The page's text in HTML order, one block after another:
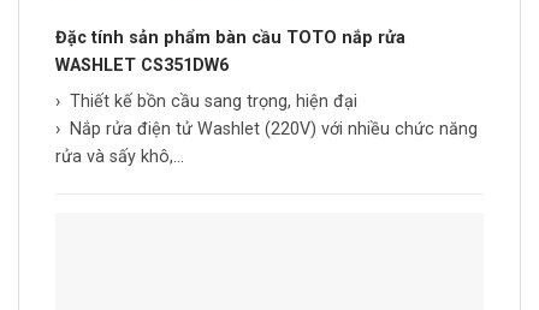
Đặc tính sản phẩm bàn cầu TOTO nắp rửa
WASHLET CS351DW6
​› Thiết kế bồn cầu sang trọng, hiện đại
​› Nắp rửa điện tử Washlet (220V) với nhiều chức năng
rửa và sấy khô,…